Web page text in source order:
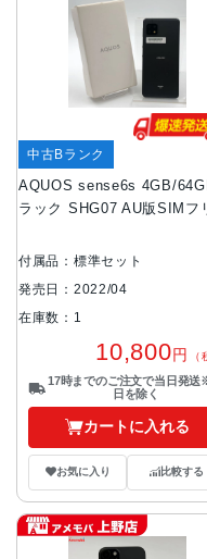
AQUOS sense6s 4GB/
ラック SHG07 AU版SIMフ
中古Bランク
付属品：標準セット
発売日：2022/04
在庫数：1
10,800円 （
17時までのご注文で当日発
日を除く
カートに入れる
お気に入り 比較する